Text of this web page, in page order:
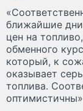
ближайшие
цен на
обменного
который, к
оказывает
топлива.